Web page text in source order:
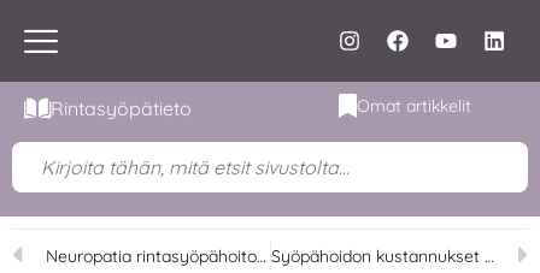
Rintasyöpätieto Omat artikkelit
Neuropatia rintasyöpähoitojen aikana ja jälkeen Syöpähoidon kustannukset potilaalle – Mitä rintasyöpä maksaa?